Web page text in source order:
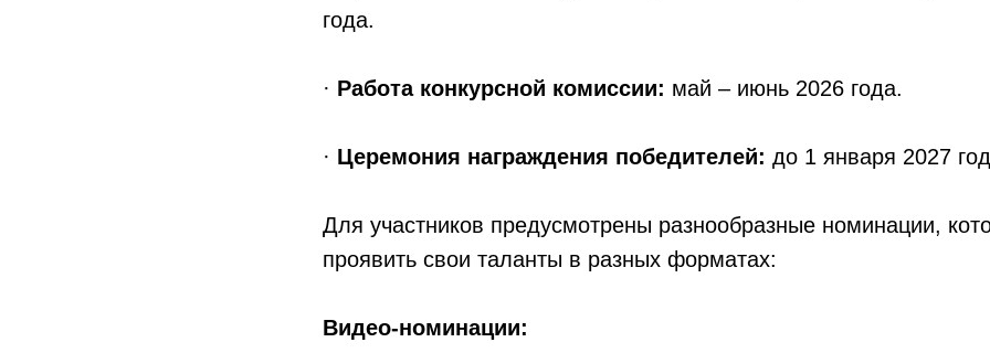
года.
· Работа конкурсной комиссии: май – июнь 2026 года.
· Церемония награждения победителей: до 1 января 2027
Для участников предусмотрены разнообразные номинации,
проявить свои таланты в разных форматах:
Видео-номинации: